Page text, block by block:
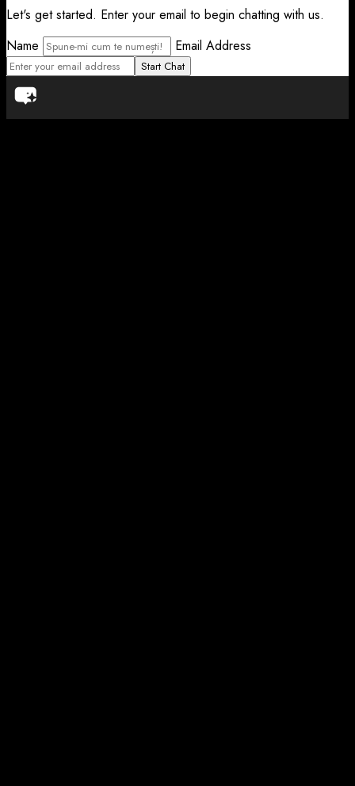
Let's get started. Enter your email to begin chatting with us.
Name
Email Address
Start Chat